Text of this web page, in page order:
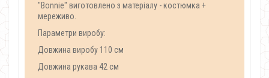
"Bonnie" виготовлено з матеріалу - костюмка +
мереживо.
Параметри виробу:
Довжина виробу 110 см
Довжина рукава 42 см